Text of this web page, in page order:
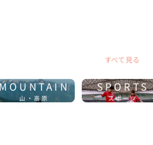
すべて見る
山・高原
SPORTS
スポーツ